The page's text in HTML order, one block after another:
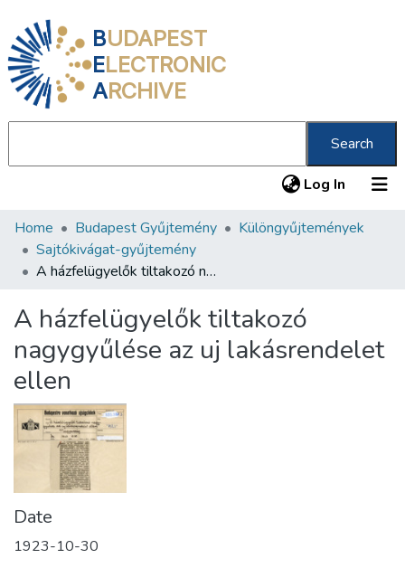
BUDAPEST
ELECTRONIC
ARCHIVE
Search
Log In (current)
Communities & Collections
All of DSpace
Home Budapest Gyűjtemény
Különgyűjtemények
Sajtókivágat-gyűjtemény
A házfelügyelők tiltakozó nagygyűlése az uj lakásrendelet ellen
A házfelügyelők tiltakozó
nagygyűlése az uj lakásrendelet
ellen
Date
1923-10-30